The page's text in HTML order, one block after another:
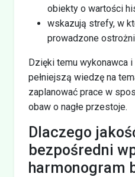
obiekty o wartości
wskazują strefy, w
prowadzone
Dzięki temu wykonawca
pełniejszą wiedzę na
zaplanować prace w
obaw o nagłe przestoje.
Dlaczego
bezpośredni
harmonogram